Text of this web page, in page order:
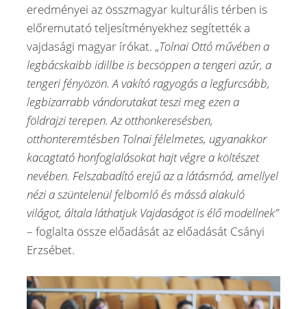
eredményei az összmagyar kulturális térben is
előremutató teljesítményekhez segítették a
vajdasági magyar írókat. „Tolnai Ottó művében a
legbácskaibb idillbe is becsöppen a tengeri azúr, a
tengeri fényözön. A vakító ragyogás a legfurcsább,
legbizarrabb vándorutakat teszi meg ezen a
földrajzi terepen. Az otthonkeresésben,
otthonteremtésben Tolnai félelmetes, ugyanakkor
kacagtató honfoglalásokat hajt végre a költészet
nevében. Felszabadító erejű az a látásmód, amellyel
nézi a szüntelenül felbomló és mássá alakuló
világot, általa láthatjuk Vajdaságot is élő modellnek”
– foglalta össze előadását az előadását Csányi
Erzsébet.